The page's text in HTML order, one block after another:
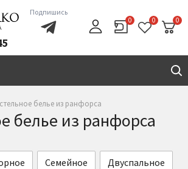
Подпишись
0 0 0
+7(800)444-32-45
белье из ранфорса
белье из ранфорса
Семейное Двуспальное